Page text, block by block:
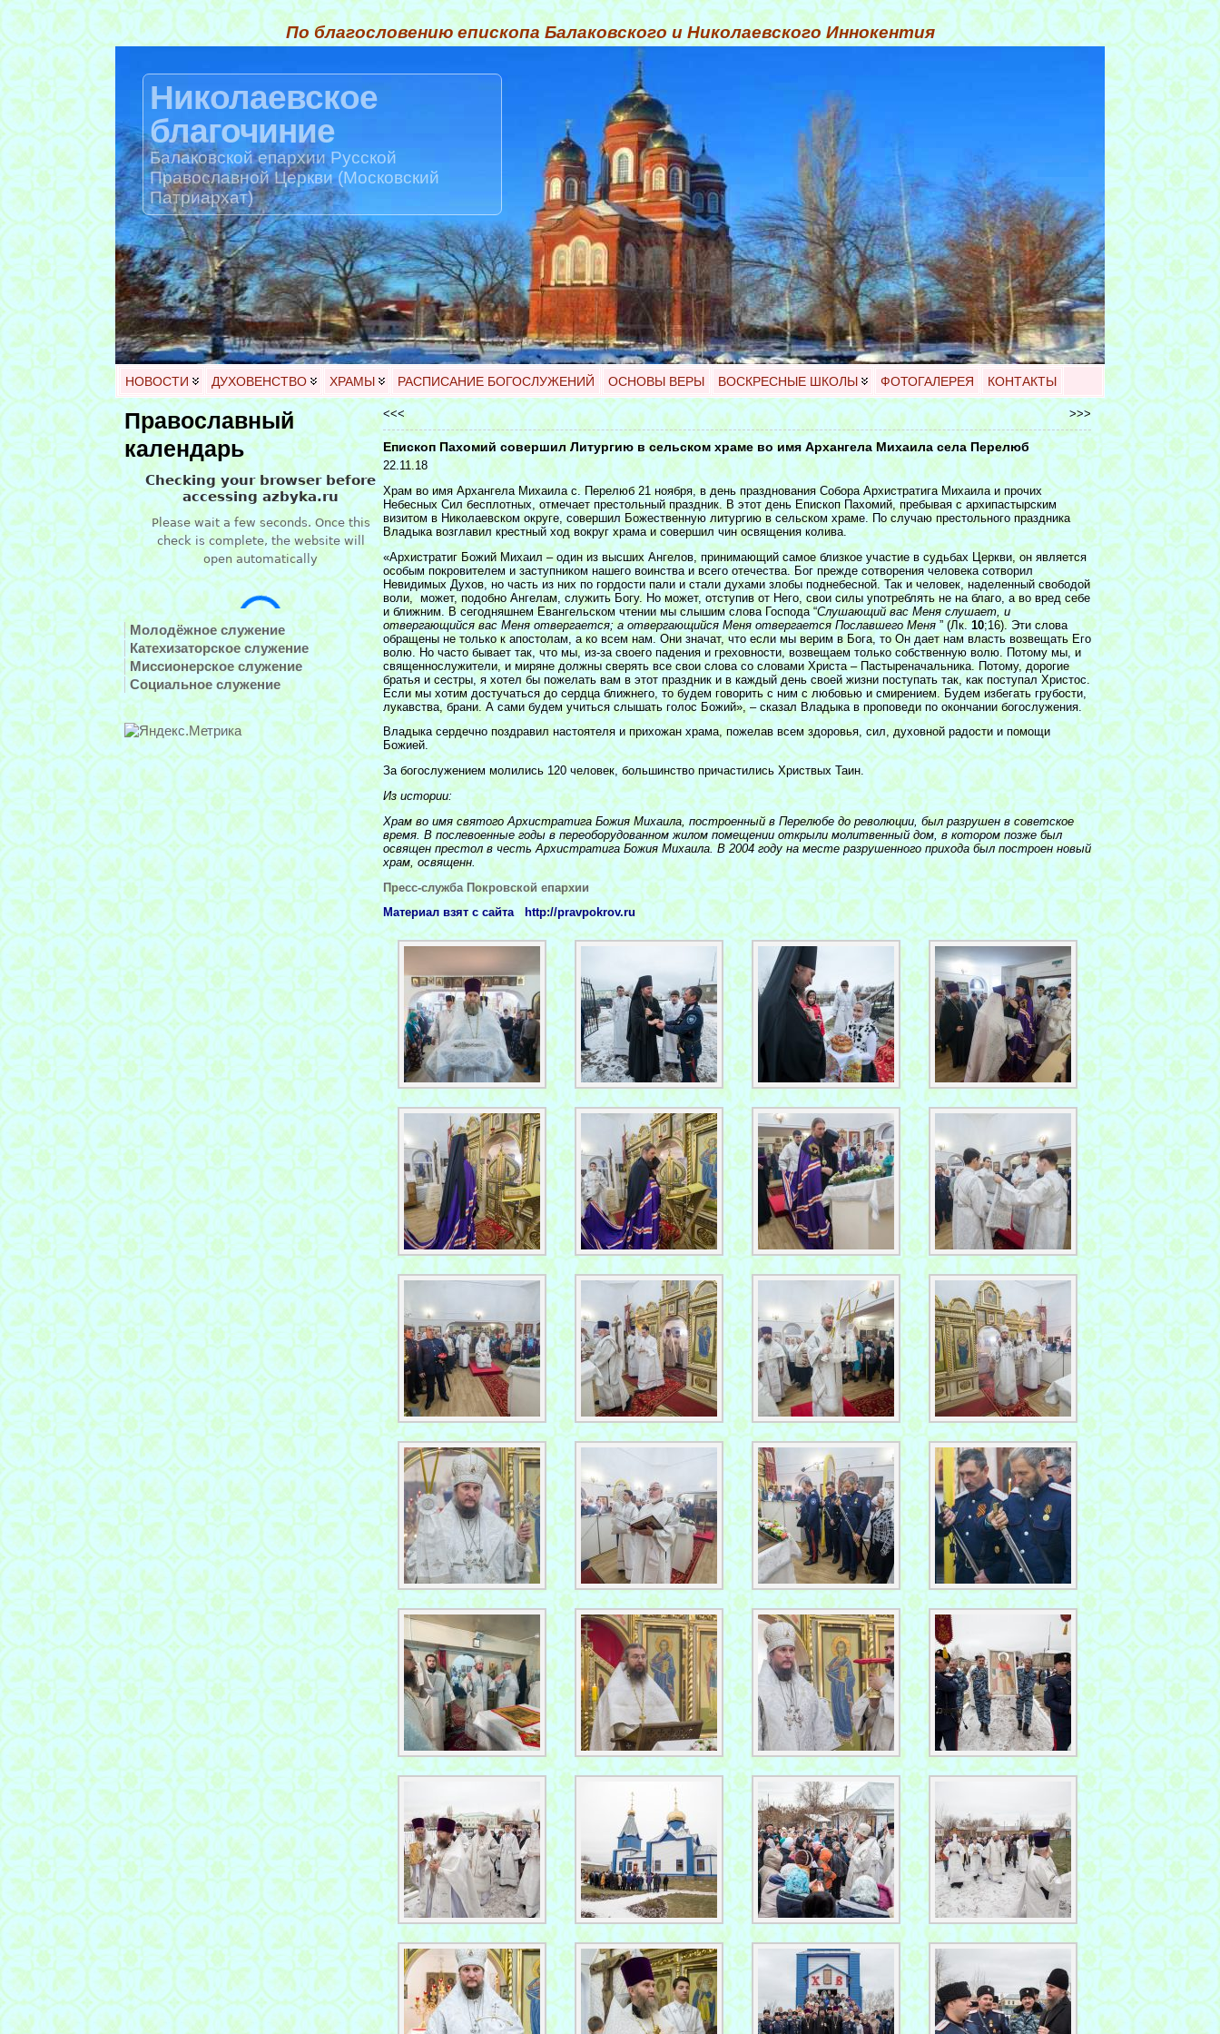
По благословению епископа Балаковского и Николаевского Иннокентия
Николаевское
благочиние
Балаковской епархии Русской
Православной Церкви (Московский
Патриархат)
НОВОСТИ ДУХОВЕНСТВО ХРАМЫ РАСПИСАНИЕ БОГОСЛУЖЕНИЙ ОСНОВЫ ВЕРЫ ВОСКРЕСНЫЕ ШКОЛЫ ФОТОГАЛЕРЕЯ КОНТАКТЫ
Православный
календарь
Молодёжное служение
Катехизаторское служение
Миссионерское служение
Социальное служение
<<< >>>
Епископ Пахомий совершил Литургию в сельском храме во имя Архангела Михаила села Перелюб
22.11.18
Храм во имя Архангела Михаила с. Перелюб 21 ноября, в день празднования Собора Архистратига Михаила и прочих
Небесных Сил бесплотных, отмечает престольный праздник. В этот день Епископ Пахомий, пребывая с архипастырским
визитом в Николаевском округе, совершил Божественную литургию в сельском храме. По случаю престольного праздника
Владыка возглавил крестный ход вокруг храма и совершил чин освящения колива.
«Архистратиг Божий Михаил – один из высших Ангелов, принимающий самое близкое участие в судьбах Церкви, он является
особым покровителем и заступником нашего воинства и всего отечества. Бог прежде сотворения человека сотворил
Невидимых Духов, но часть из них по гордости пали и стали духами злобы поднебесной. Так и человек, наделенный свободой
воли, может, подобно Ангелам, служить Богу. Но может, отступив от Него, свои силы употреблять не на благо, а во вред себе
и ближним. В сегодняшнем Евангельском чтении мы слышим слова Господа “Слушающий вас Меня слушает, и
отвергающийся вас Меня отвергается; а отвергающийся Меня отвергается Пославшего Меня ” (Лк.10;16). Эти слова
обращены не только к апостолам, а ко всем нам. Они значат, что если мы верим в Бога, то Он дает нам власть возвещать Его
волю. Но часто бывает так, что мы, из-за своего падения и греховности, возвещаем только собственную волю. Потому мы, и
священнослужители, и миряне должны сверять все свои слова со словами Христа – Пастыреначальника. Потому, дорогие
братья и сестры, я хотел бы пожелать вам в этот праздник и в каждый день своей жизни поступать так, как поступал Христос.
Если мы хотим достучаться до сердца ближнего, то будем говорить с ним с любовью и смирением. Будем избегать грубости,
лукавства, брани. А сами будем учиться слышать голос Божий», – сказал Владыка в проповеди по окончании богослужения.
Владыка сердечно поздравил настоятеля и прихожан храма, пожелав всем здоровья, сил, духовной радости и помощи
Божией.
За богослужением молились 120 человек, большинство причастились Христвых Таин.
Из истории:
Храм во имя святого Архистратига Божия Михаила, построенный в Перелюбе до революции, был разрушен в советское
время. В послевоенные годы в переоборудованном жилом помещении открыли молитвенный дом, в котором позже был
освящен престол в честь Архистратига Божия Михаила. В 2004 году на месте разрушенного прихода был построен новый
храм, освященн.
Пресс-служба Покровской епархии
Материал взят с сайта http://pravpokrov.ru